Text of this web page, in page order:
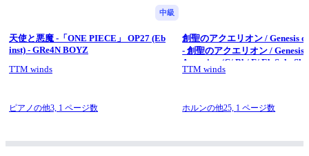
中級
天使と悪魔 -「ONE PIECE」 OP27 (Eb
inst) - GRe4N BOYZ
TTM winds
ピアノの他3, 1 ページ数
創聖のアクエリオン / Genesis
- 創聖のアクエリオン / Genesis
Aquarion (C/ Bb/ F/ Eb Solo
- AKINO
TTM winds
ホルンの他25, 1 ページ数